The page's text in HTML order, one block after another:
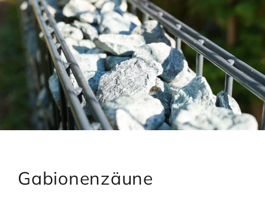
Gabionenzäune